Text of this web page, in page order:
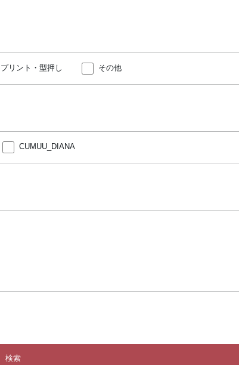
プリント・型押し その他
CUMUU_DIANA